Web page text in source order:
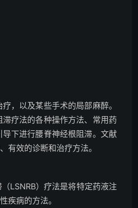
，以及某些手术的局部麻醉。
疗法的各种操作方法、常用药
下进行腰脊神经根阻滞。文献
有效的诊断和治疗方法。
LSNRB）疗法是将特定药液注
疾病的方法。